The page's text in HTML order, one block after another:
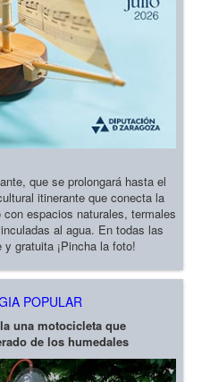
que se prolongará hasta el
itinerante que conecta la
espacios naturales, termales
al agua. En todas las
gratuita ¡Pincha la foto!
POPULAR
una motocicleta que
de los humedales